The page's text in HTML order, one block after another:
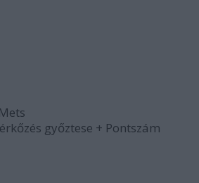
győztese + Pontszám